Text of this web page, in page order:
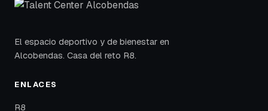
El espacio deportivo y de bienestar en
Alcobendas. Casa del reto R8.
ENLACES
R8